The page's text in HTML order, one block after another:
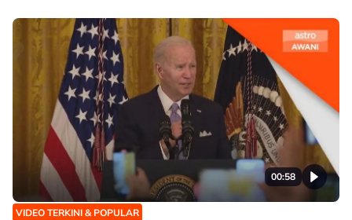
00:58
VIDEO TERKINI & POPULAR